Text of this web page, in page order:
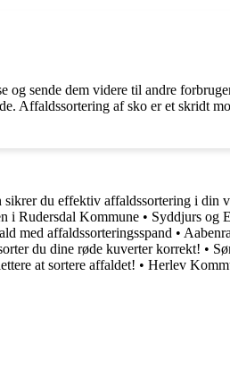
sende dem videre til andre
Affaldssortering af sko er et skridt
sikrer du effektiv affaldssortering i din
i Rudersdal Kommune • Syddjurs og
med affaldssorteringsspand •
du dine røde kuverter korrekt! •
at sortere affaldet! • Herlev